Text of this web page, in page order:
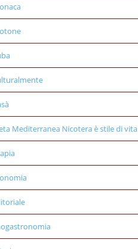
Mediterranea Nicotera è stile di vita